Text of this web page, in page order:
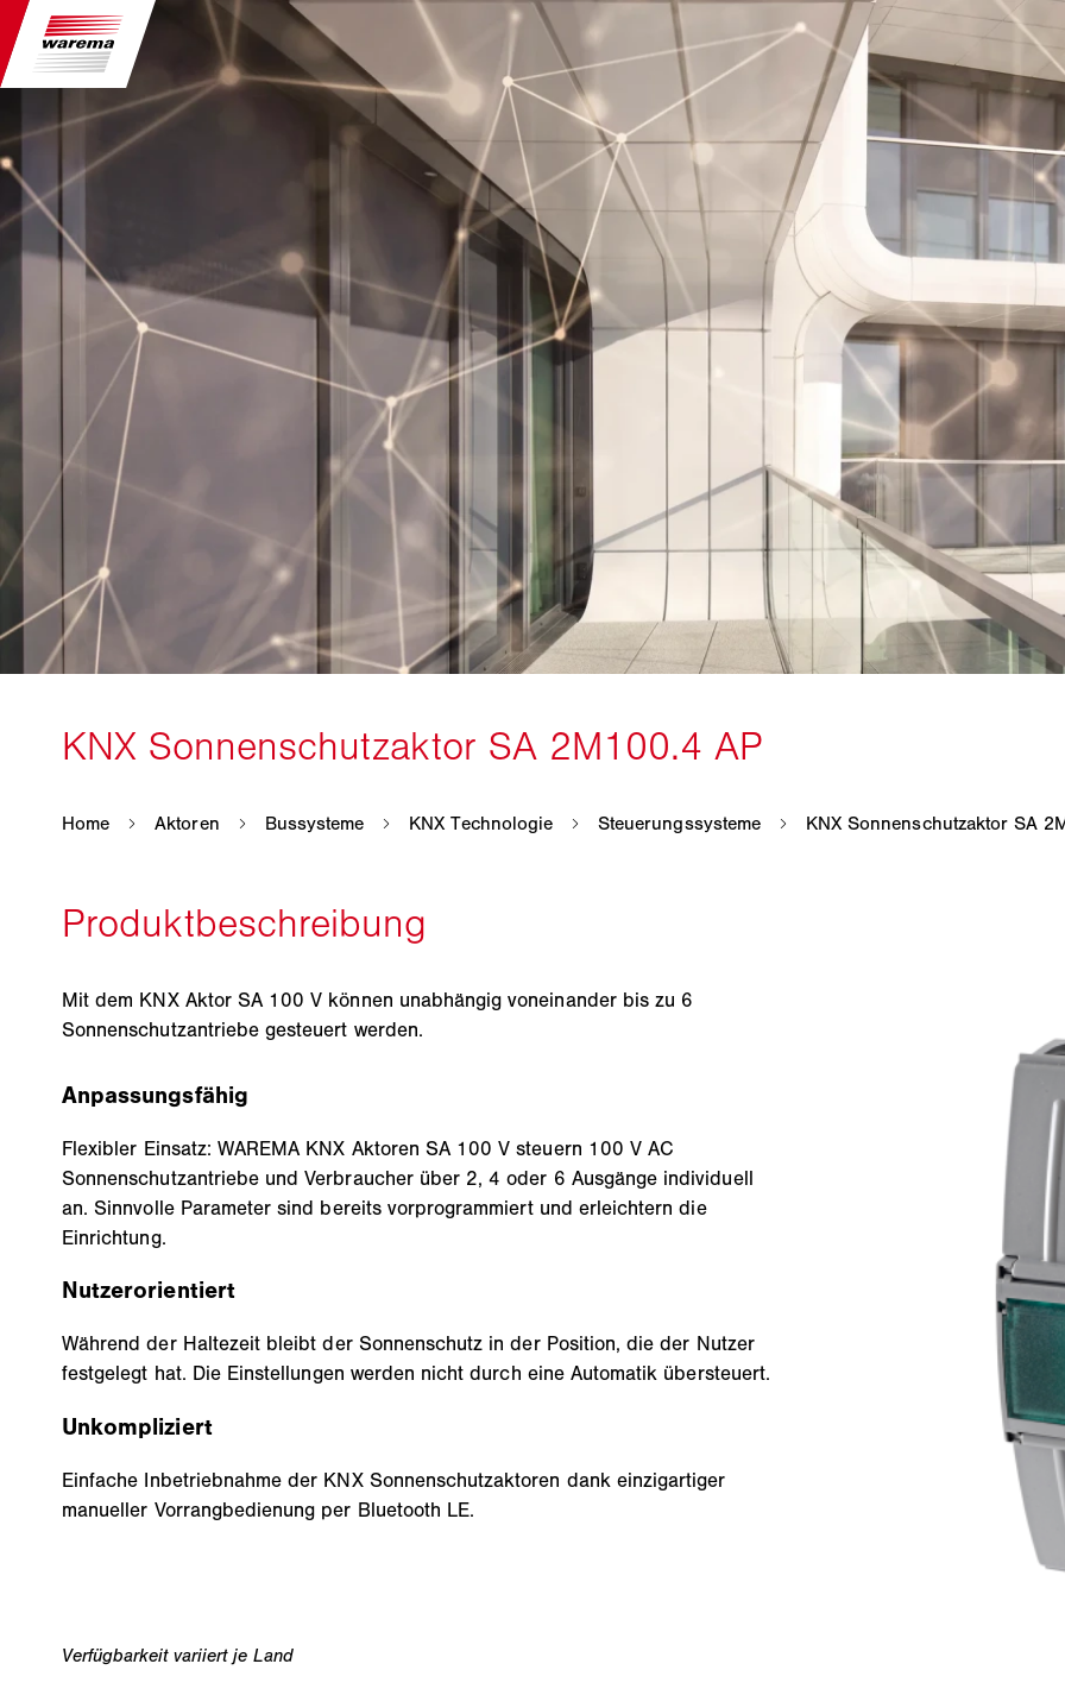
Mit dem KNX Aktor SA 100 V können unabhängig voneinander bis zu 6
Sonnenschutzantriebe gesteuert werden.
Anpassungsfähig
Flexibler Einsatz: WAREMA KNX Aktoren SA 100 V steuern 100 V AC
Sonnenschutzantriebe und Verbraucher über 2, 4 oder 6 Ausgänge individuell
an. Sinnvolle Parameter sind bereits vorprogrammiert und erleichtern die
Einrichtung.
Nutzerorientiert
Während der Haltezeit bleibt der Sonnenschutz in der Position, die der Nutzer
festgelegt hat. Die Einstellungen werden nicht durch eine Automatik übersteuert.
Unkompliziert
Einfache Inbetriebnahme der KNX Sonnenschutzaktoren dank einzigartiger
manueller Vorrangbedienung per Bluetooth LE.